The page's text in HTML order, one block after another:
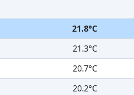
21.8°C
21.3°C
20.7°C
20.2°C